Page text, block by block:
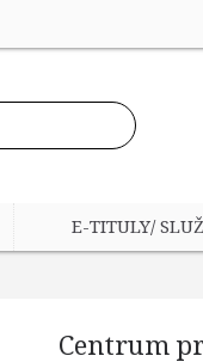
E-TITULY/
Centrum